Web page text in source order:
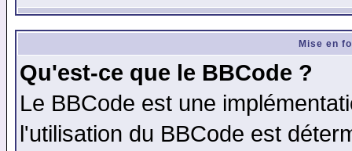
Mise en
Qu'est-ce que le BBCode ?
Le BBCode est une
l'utilisation du BBCode est